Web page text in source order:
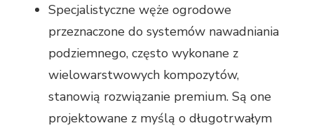
Specjalistyczne węże ogrodowe
przeznaczone do systemów nawadniania
podziemnego, często wykonane z
wielowarstwowych kompozytów,
stanowią rozwiązanie premium. Są one
projektowane z myślą o długotrwałym